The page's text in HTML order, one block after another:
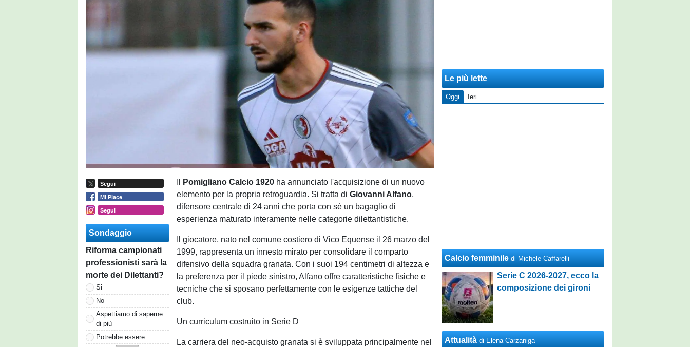
Segui
Mi Piace
Segui
Sondaggio
Riforma campionati
professionisti sarà la
morte dei Dilettanti?
Si
No
Aspettiamo di saperne
di più
Potrebbe essere
Pomigliano Calcio 1920 ha annunciato l'acquisizione di un nuovo
elemento per la propria retroguardia. Si tratta diGiovanni Alfano,
difensore centrale di 24 anni che porta con sé un bagaglio di
esperienza maturato interamente nelle categorie dilettantistiche.
Il giocatore, nato nel comune costiero di Vico Equense il 26 marzo del
1999, rappresenta un innesto mirato per consolidare il comparto
difensivo della squadra granata. Con i suoi 194 centimetri di altezza e
la preferenza per il piede sinistro, Alfano offre caratteristiche fisiche e
tecniche che si sposano perfettamente con le esigenze tattiche del
club.
Un curriculum costruito in Serie D
La carriera del neo-acquisto granata si è sviluppata principalmente nel
Le più lette
Oggi Ieri
Calcio femminile di Michele Caffarelli
Serie C 2026-2027, ecco la
composizione dei gironi
Attualità di Elena Carzaniga